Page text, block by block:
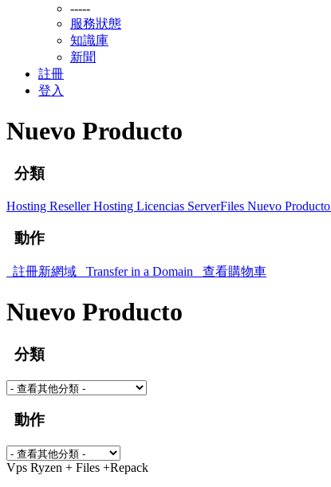
-----
服務狀態
知識庫
新聞
註冊
登入
Nuevo Producto
分類
Hosting Reseller Hosting Licencias ServerFiles Nuevo Producto
動作
註冊新網域 Transfer in a Domain 查看購物車
Nuevo Producto
分類
動作
Vps Ryzen + Files +Repack